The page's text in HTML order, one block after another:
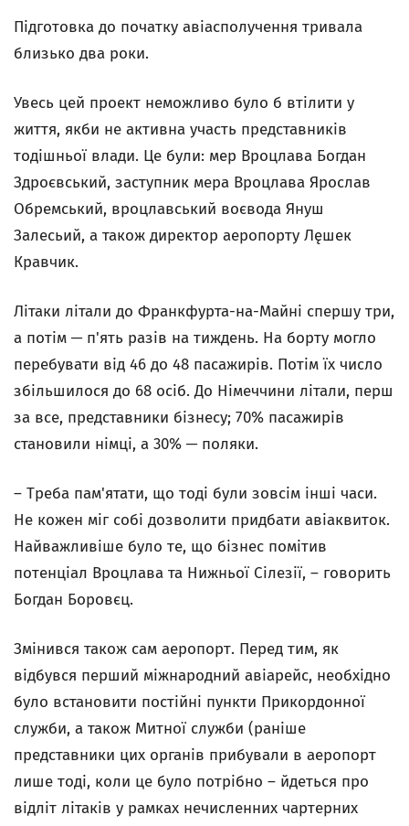
Підготовка до початку авіасполучення тривала
близько два роки.
Увесь цей проект неможливо було б втілити у
життя, якби не активна участь представників
тодішньої влади. Це були: мер Вроцлава Богдан
Здроєвський, заступник мера Вроцлава Ярослав
Обремський, вроцлавський воєвода Януш
Залесьий, а також директор аеропорту Лęшек
Кравчик.
Літаки літали до Франкфурта-на-Майні спершу три,
а потім ─ п'ять разів на тиждень. На борту могло
перебувати від 46 до 48 пасажирів. Потім їх число
збільшилося до 68 осіб. До Німеччини літали, перш
за все, представники бізнесу; 70% пасажирів
становили німці, а 30% ─ поляки.
– Треба пам'ятати, що тоді були зовсім інші часи.
Не кожен міг собі дозволити придбати авіаквиток.
Найважливіше було те, що бізнес помітив
потенціал Вроцлава та Нижньої Сілезії, – говорить
Богдан Боровєц.
Змінився також сам аеропорт. Перед тим, як
відбувся перший міжнародний авіарейс, необхідно
було встановити постійні пункти Прикордонної
служби, а також Митної служби (раніше
представники цих органів прибували в аеропорт
лише тоді, коли це було потрібно – йдеться про
відліт літаків у рамках нечисленних чартерних